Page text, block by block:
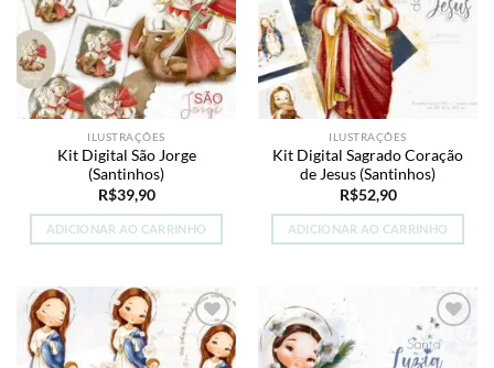
ILUSTRAÇÕES
Kit Digital São Jorge
(Santinhos)
R$39,90
ADICIONAR AO CARRINHO
ILUSTRAÇÕES
Kit Digital Sagrado Coração
de Jesus (Santinhos)
R$52,90
ADICIONAR AO CARRINHO
Add to
wishlist
Add to
wishlist